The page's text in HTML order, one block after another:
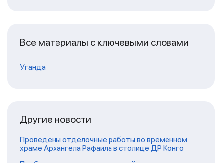
Все материалы с ключевыми словами
Уганда
Другие новости
Проведены отделочные работы во временном
храме Архангела Рафаила в столице ДР Конго